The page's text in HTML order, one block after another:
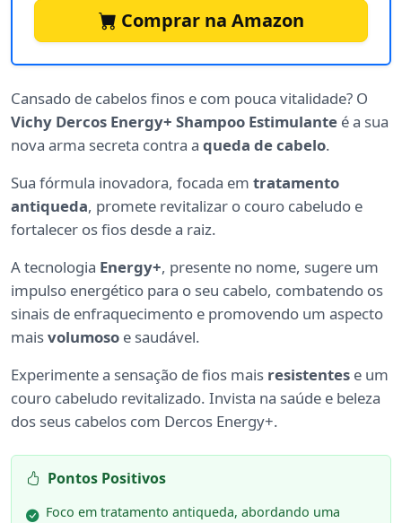
Comprar na Amazon
Cansado de cabelos finos e com pouca vitalidade? O
Vichy Dercos Energy+ Shampoo Estimulante é a sua
nova arma secreta contra a queda de cabelo.
Sua fórmula inovadora, focada em tratamento
antiqueda, promete revitalizar o couro cabeludo e
fortalecer os fios desde a raiz.
A tecnologia Energy+, presente no nome, sugere um
impulso energético para o seu cabelo, combatendo os
sinais de enfraquecimento e promovendo um aspecto
maisvolumoso e saudável.
Experimente a sensação de fios mais resistentes e um
couro cabeludo revitalizado. Invista na saúde e beleza
dos seus cabelos com Dercos Energy+.
Pontos Positivos
Foco em tratamento antiqueda, abordando uma